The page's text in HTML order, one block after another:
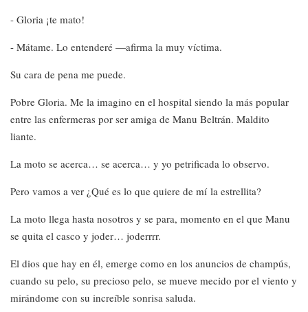
- Gloria ¡te mato!
- Mátame. Lo entenderé —afirma la muy víctima.
Su cara de pena me puede.
Pobre Gloria. Me la imagino en el hospital siendo la más popular
entre las enfermeras por ser amiga de Manu Beltrán. Maldito
liante.
La moto se acerca… se acerca… y yo petrificada lo observo.
Pero vamos a ver ¿Qué es lo que quiere de mí la estrellita?
La moto llega hasta nosotros y se para, momento en el que Manu
se quita el casco y joder… joderrrr.
El dios que hay en él, emerge como en los anuncios de champús,
cuando su pelo, su precioso pelo, se mueve mecido por el viento y
mirándome con su increíble sonrisa saluda.